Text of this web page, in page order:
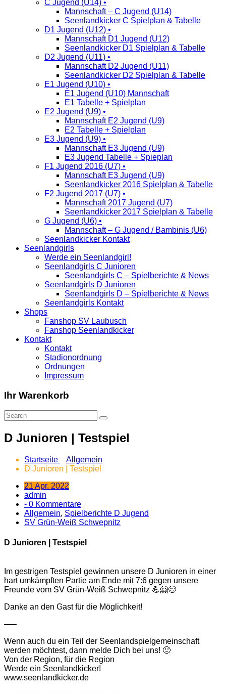
C Jugend (U14) •
Mannschaft – C Jugend (U14)
Seenlandkicker C Spielplan & Tabelle
D1 Jugend (U12) •
Mannschaft D1 Jugend (U12)
Seenlandkicker D1 Spielplan & Tabelle
D2 Jugend (U11) •
Mannschaft D2 Jugend (U11)
Seenlandkicker D2 Spielplan & Tabelle
E1 Jugend (U10) •
E1 Jugend (U10) Mannschaft
E1 Tabelle + Spielplan
E2 Jugend (U9) •
Mannschaft E2 Jugend (U9)
E2 Tabelle + Spielplan
E3 Jugend (U9) •
Mannschaft E3 Jugend (U9)
E3 Jugend Tabelle + Spieplan
F1 Jugend 2016 (U7) •
Mannschaft E3 Jugend (U9)
Seenlandkicker 2016 Spielplan & Tabelle
F2 Jugend 2017 (U7) •
Mannschaft 2017 Jugend (U7)
Seenlandkicker 2017 Spielplan & Tabelle
G Jugend (U6) •
Mannschaft – G Jugend / Bambinis (U6)
Seenlandkicker Kontakt
Seenlandgirls
Werde ein Seenlandgirl!
Seenlandgirls C Junioren
Seenlandgirls C – Spielberichte & News
Seenlandgirls D Junioren
Seenlandgirls D – Spielberichte & News
Seenlandgirls Kontakt
Shops
Fanshop SV Laubusch
Fanshop Seenlandkicker
Kontakt
Kontakt
Stadionordnung
Ordnungen
Impressum
Ihr Warenkorb
D Junioren | Testspiel
Startseite
Allgemein
D Junioren | Testspiel
21 Apr. 2022
admin
- 0 Kommentare
Allgemein, Spielberichte D Jugend
SV Grün-Weiß Schwepnitz
D Junioren | Testspiel
Im gestrigen Testspiel gewinnen unsere D Junioren in einer
hart umkämpften Partie am Ende mit 7:6 gegen unsere
Freunde vom SV Grün-Weiß Schwepnitz 💪🤗😊
Danke an den Gast für die Möglichkeit!
—–
Wenn auch du ein Teil der Seenlandspielgemeinschaft
werden möchtest, dann melde Dich bei uns! 🙂
Von der Region, für die Region
Werde ein Seenlandkicker!
www.seenlandkicker.de